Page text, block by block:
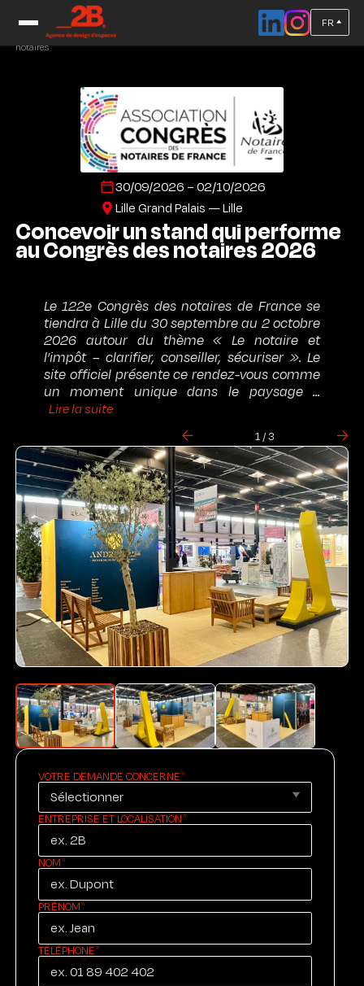
FR
Accueil / Salons 3ème trimestre Standiste pour le salon congrès des
notaires
30/09/2026 – 02/10/2026
Lille Grand Palais — Lille
Concevoir un stand qui performe
au Congrès des notaires 2026
Le 122e Congrès des notaires de France se
tiendra à Lille du 30 septembre au 2 octobre
2026 autour du thème « Le notaire et
l’impôt – clarifier, conseiller, sécuriser ». Le
site officiel présente ce rendez-vous comme
un moment unique dans le paysage ...
Lire la suite
1 / 3
2 / 3
3 / 3
VOTRE DEMANDE CONCERNE
ENTREPRISE ET LOCALISATION
NOM
PRÉNOM
TÉLÉPHONE